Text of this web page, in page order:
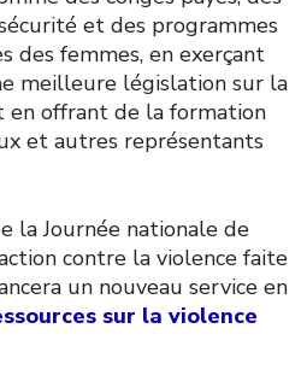
et des programmes
des femmes, en exerçant
meilleure législation sur la
en offrant de la formation
et autres représentants
la Journée nationale de
contre la violence faite
un nouveau service en
sur la violence